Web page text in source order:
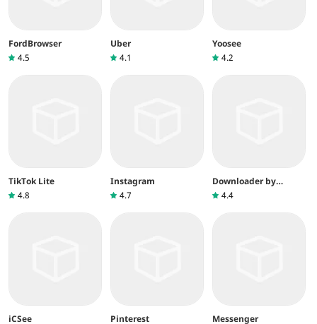
FordBrowser
4.5
Uber
4.1
Yoosee
4.2
TikTok Lite
4.8
Instagram
4.7
Downloader by
AFTVnews
4.4
iCSee Pinterest Messenger